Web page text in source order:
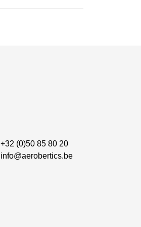
+32 (0)50 85 80 20
info@aerobertics.be